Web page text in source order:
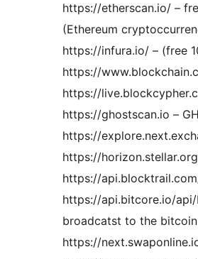
https://etherscan.io/ –
(Ethereum
https://
https://
https://
https://ghostscan.io –
https://
https://
https://
https://api.bitcore.io/
broadcatst to the
https://